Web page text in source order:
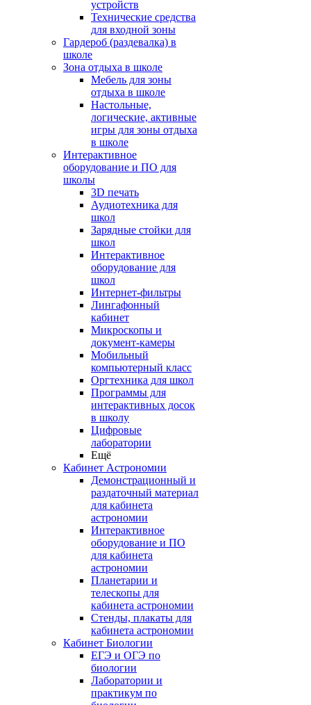
устройств
Технические средства
для входной зоны
Гардероб (раздевалка) в
школе
Зона отдыха в школе
Мебель для зоны
отдыха в школе
Настольные,
логические, активные
игры для зоны отдыха
в школе
Интерактивное
оборудование и ПО для
школы
3D печать
Аудиотехника для
школ
Зарядные стойки для
школ
Интерактивное
оборудование для
школ
Интернет-фильтры
Лингафонный
кабинет
Микроскопы и
документ-камеры
Мобильный
компьютерный класс
Оргтехника для школ
Программы для
интерактивных досок
в школу
Цифровые
лаборатории
Ещё
Кабинет Астрономии
Демонстрационный и
раздаточный материал
для кабинета
астрономии
Интерактивное
оборудование и ПО
для кабинета
астрономии
Планетарии и
телескопы для
кабинета астрономии
Стенды, плакаты для
кабинета астрономии
Кабинет Биологии
ЕГЭ и ОГЭ по
биологии
Лаборатории и
практикум по